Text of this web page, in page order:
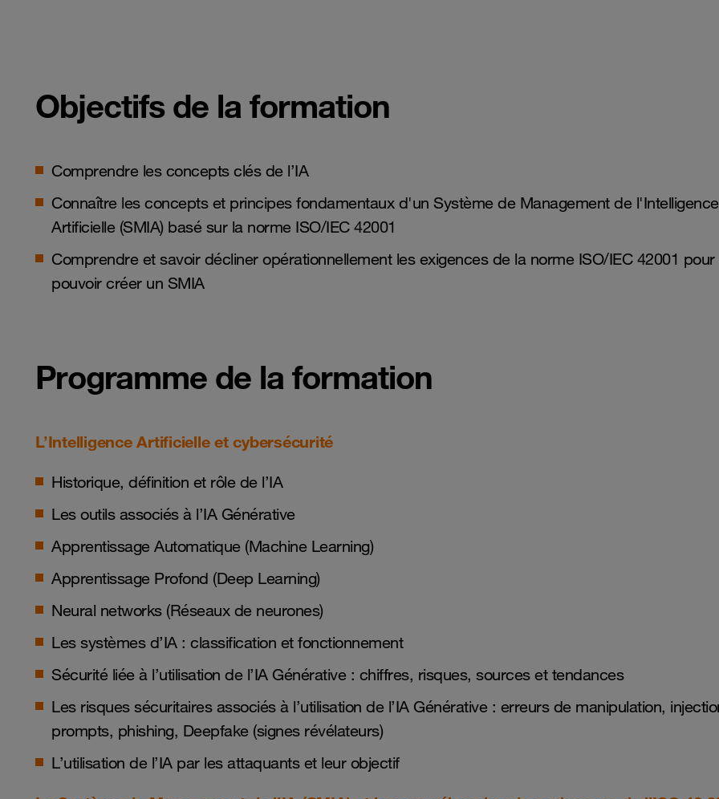
Objectifs de la formation
Comprendre les concepts clés de l’IA
Connaître les concepts et principes fondamentaux d'un Système de Management de l'Intelligence
Artificielle (SMIA) basé sur la norme ISO/IEC 42001
Comprendre et savoir décliner opérationnellement les exigences de la norme ISO/IEC 42001 pour
pouvoir créer un SMIA
Programme de la formation
L’Intelligence Artificielle et cybersécurité
Historique, définition et rôle de l’IA
Les outils associés à l’IA Générative
Apprentissage Automatique (Machine Learning)
Apprentissage Profond (Deep Learning)
Neural networks (Réseaux de neurones)
Les systèmes d’IA : classification et fonctionnement
Sécurité liée à l’utilisation de l’IA Générative : chiffres, risques, sources et tendances
Les risques sécuritaires associés à l’utilisation de l’IA Générative : erreurs de manipulation,
prompts, phishing, Deepfake (signes révélateurs)
L’utilisation de l’IA par les attaquants et leur objectif